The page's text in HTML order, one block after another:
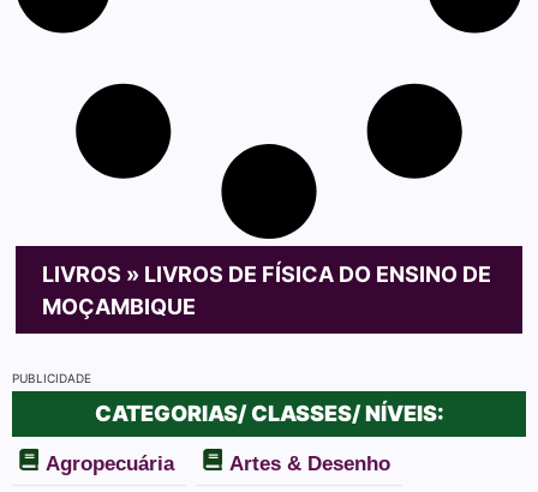
LIVROS » LIVROS DE FÍSICA DO ENSINO DE
MOÇAMBIQUE
PUBLICIDADE
CATEGORIAS/ CLASSES/ NÍVEIS:
Agropecuária Artes & Desenho